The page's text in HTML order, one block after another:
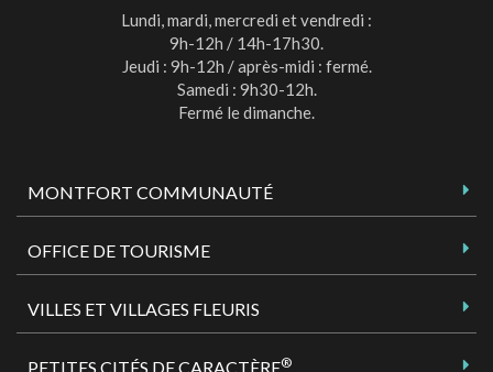
Lundi, mardi, mercredi et vendredi :
9h-12h / 14h-17h30.
Jeudi : 9h-12h / après-midi : fermé.
Samedi : 9h30-12h.
Fermé le dimanche.
MONTFORT COMMUNAUTÉ
OFFICE DE TOURISME
VILLES ET VILLAGES FLEURIS
PETITES CITÉS DE CARACTÈRE®